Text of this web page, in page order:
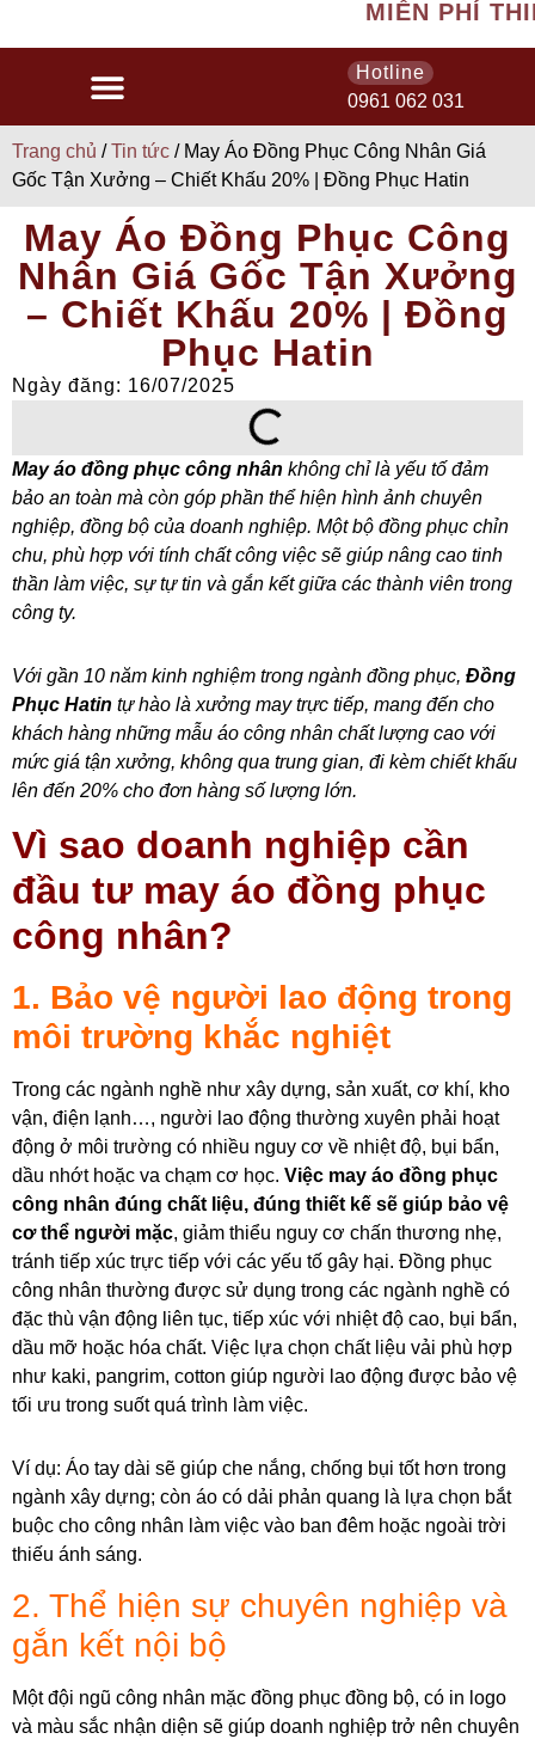
MIỄN PHÍ THIẾT
Hotline
0961 062 031
Trang chủ /Tin tức / May Áo Đồng Phục Công Nhân Giá
Gốc Tận Xưởng – Chiết Khấu 20% | Đồng Phục Hatin
May Áo Đồng Phục Công
Nhân Giá Gốc Tận Xưởng
– Chiết Khấu 20% | Đồng
Phục Hatin
Ngày đăng: 16/07/2025
May áo đồng phục công nhân không chỉ là yếu tố đảm
bảo an toàn mà còn góp phần thể hiện hình ảnh chuyên
nghiệp, đồng bộ của doanh nghiệp. Một bộ đồng phục chỉn
chu, phù hợp với tính chất công việc sẽ giúp nâng cao tinh
thần làm việc, sự tự tin và gắn kết giữa các thành viên trong
công ty.
Với gần 10 năm kinh nghiệm trong ngành đồng phục, Đồng
Phục Hatin tự hào là xưởng may trực tiếp, mang đến cho
khách hàng những mẫu áo công nhân chất lượng cao với
mức giá tận xưởng, không qua trung gian, đi kèm chiết khấu
lên đến 20% cho đơn hàng số lượng lớn.
Vì sao doanh nghiệp cần
đầu tư may áo đồng phục
công nhân?
1. Bảo vệ người lao động trong
môi trường khắc nghiệt
Trong các ngành nghề như xây dựng, sản xuất, cơ khí, kho
vận, điện lạnh…, người lao động thường xuyên phải hoạt
động ở môi trường có nhiều nguy cơ về nhiệt độ, bụi bẩn,
dầu nhớt hoặc va chạm cơ học. Việc may áo đồng phục
công nhân đúng chất liệu, đúng thiết kế sẽ giúp bảo vệ
cơ thể người mặc, giảm thiểu nguy cơ chấn thương nhẹ,
tránh tiếp xúc trực tiếp với các yếu tố gây hại. Đồng phục
công nhân thường được sử dụng trong các ngành nghề có
đặc thù vận động liên tục, tiếp xúc với nhiệt độ cao, bụi bẩn,
dầu mỡ hoặc hóa chất. Việc lựa chọn chất liệu vải phù hợp
như kaki, pangrim, cotton giúp người lao động được bảo vệ
tối ưu trong suốt quá trình làm việc.
Ví dụ: Áo tay dài sẽ giúp che nắng, chống bụi tốt hơn trong
ngành xây dựng; còn áo có dải phản quang là lựa chọn bắt
buộc cho công nhân làm việc vào ban đêm hoặc ngoài trời
thiếu ánh sáng.
2. Thể hiện sự chuyên nghiệp và
gắn kết nội bộ
Một đội ngũ công nhân mặc đồng phục đồng bộ, có in logo
và màu sắc nhận diện sẽ giúp doanh nghiệp trở nên chuyên